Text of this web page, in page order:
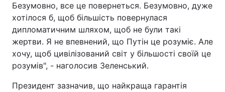
Безумовно, все це повернеться. Безумовно, дуже
хотілося б, щоб більшість повернулася
дипломатичним шляхом, щоб не були такі
жертви. Я не впевнений, що Путін це розуміє. Але
хочу, щоб цивілізований світ у більшості своїй це
розумів", - наголосив Зеленський.
Президент зазначив, що найкраща гарантія